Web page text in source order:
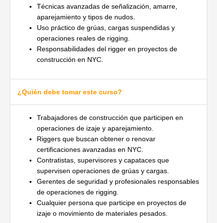
Técnicas avanzadas de señalización, amarre,
aparejamiento y tipos de nudos.
Uso práctico de grúas, cargas suspendidas y
operaciones reales de rigging.
Responsabilidades del rigger en proyectos de
construcción en NYC.
¿Quién debe tomar este curso?
Trabajadores de construcción que participen en
operaciones de izaje y aparejamiento.
Riggers que buscan obtener o renovar
certificaciones avanzadas en NYC.
Contratistas, supervisores y capataces que
supervisen operaciones de grúas y cargas.
Gerentes de seguridad y profesionales responsables
de operaciones de rigging.
Cualquier persona que participe en proyectos de
izaje o movimiento de materiales pesados.